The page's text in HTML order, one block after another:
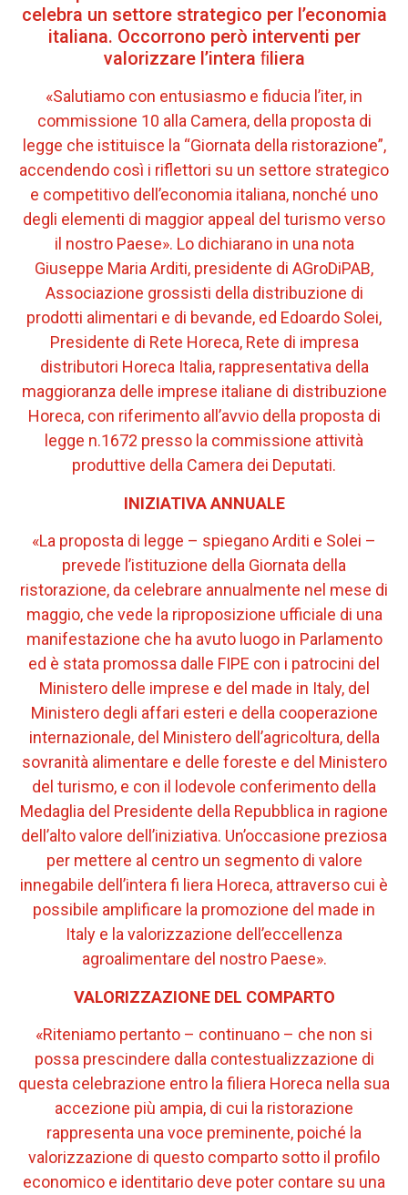
celebra un settore strategico per l’economia
italiana. Occorrono però interventi per
valorizzare l’intera ﬁliera
«Salutiamo con entusiasmo e fiducia l’iter, in
commissione 10 alla Camera, della proposta di
legge che istituisce la “Giornata della ristorazione”,
accendendo così i riflettori su un settore strategico
e competitivo dell’economia italiana, nonché uno
degli elementi di maggior appeal del turismo verso
il nostro Paese». Lo dichiarano in una nota
Giuseppe Maria Arditi, presidente di AGroDiPAB,
Associazione grossisti della distribuzione di
prodotti alimentari e di bevande, ed Edoardo Solei,
Presidente di Rete Horeca, Rete di impresa
distributori Horeca Italia, rappresentativa della
maggioranza delle imprese italiane di distribuzione
Horeca, con riferimento all’avvio della proposta di
legge n.1672 presso la commissione attività
produttive della Camera dei Deputati.
INIZIATIVA ANNUALE
«La proposta di legge – spiegano Arditi e Solei –
prevede l’istituzione della Giornata della
ristorazione, da celebrare annualmente nel mese di
maggio, che vede la riproposizione ufficiale di una
manifestazione che ha avuto luogo in Parlamento
ed è stata promossa dalle FIPE con i patrocini del
Ministero delle imprese e del made in Italy, del
Ministero degli affari esteri e della cooperazione
internazionale, del Ministero dell’agricoltura, della
sovranità alimentare e delle foreste e del Ministero
del turismo, e con il lodevole conferimento della
Medaglia del Presidente della Repubblica in ragione
dell’alto valore dell’iniziativa. Un’occasione preziosa
per mettere al centro un segmento di valore
innegabile dell’intera fi liera Horeca, attraverso cui è
possibile amplificare la promozione del made in
Italy e la valorizzazione dell’eccellenza
agroalimentare del nostro Paese».
VALORIZZAZIONE DEL COMPARTO
«Riteniamo pertanto – continuano – che non si
possa prescindere dalla contestualizzazione di
questa celebrazione entro la filiera Horeca nella sua
accezione più ampia, di cui la ristorazione
rappresenta una voce preminente, poiché la
valorizzazione di questo comparto sotto il profilo
economico e identitario deve poter contare su una